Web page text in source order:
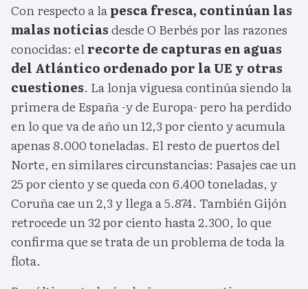
Con respecto a lapesca fresca, continúan las
malas noticiasdesde O Berbés por las razones
conocidas: elrecorte de capturas en aguas
del Atlántico ordenado por la UE y otras
cuestiones. La lonja viguesa continúa siendo la
primera de España -y de Europa- pero ha perdido
en lo que va de año un 12,3 por ciento y acumula
apenas 8.000 toneladas. El resto de puertos del
Norte, en similares circunstancias: Pasajes cae un
25 por ciento y se queda con 6.400 toneladas, y
Coruña cae un 2,3 y llega a 5.874. También Gijón
retrocede un 32 por ciento hasta 2.300, lo que
confirma que se trata de un problema de toda la
flota.